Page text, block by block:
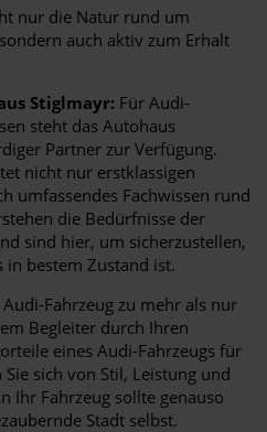
nur die Natur rund um
auch aktiv zum Erhalt
Stiglmayr: Für Audi-
steht das Autohaus
Partner zur Verfügung.
nicht nur erstklassigen
umfassendes Fachwissen rund
die Bedürfnisse der
sind hier, um sicherzustellen,
in bestem Zustand ist.
Fahrzeug zu mehr als nur
Begleiter durch Ihren
eines Audi-Fahrzeugs für
sich von Stil, Leistung und
Ihr Fahrzeug sollte genauso
Stadt selbst.